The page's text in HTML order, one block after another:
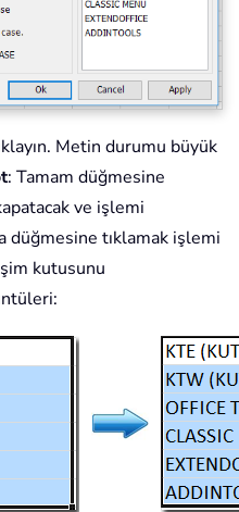
Metin durumu büyük
: Tamam düğmesine
ve işlemi
düğmesine tıklamak işlemi
kutusunu